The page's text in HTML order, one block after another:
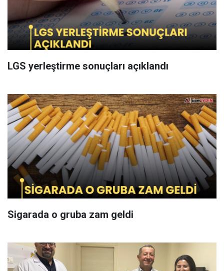
LGS yerleştirme sonuçları açıklandı
Sigarada o gruba zam geldi